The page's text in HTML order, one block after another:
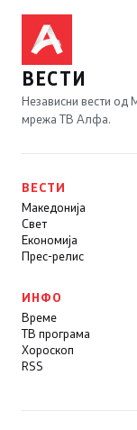
ВЕСТИ
Независни вести од
мрежа ТВ Алфа.
ВЕСТИ
Македонија
Свет
Економија
Прес-релис
ИНФО
Време
ТВ програма
Хороскоп
RSS